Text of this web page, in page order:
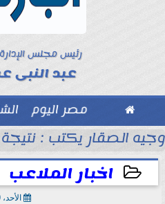
رئيس مجلس
عبد النبى
 مصر اليوم
ومنطق
وجيه الصقار يكتب : نتيجة
اخبار الملاعب
الأحد، 29 ديسمبر 2024